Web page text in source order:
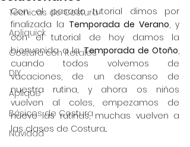
Técnicas de Costura
Apliquick
Costura con Retales
DIY
Aplique
Básicos de Costura
Navidad
Con el pasado tutorial dimos por
finalizada la Temporada de Verano, y
con el tutorial de hoy damos la
bienvenida a la Temporada de Otoño,
cuando todos volvemos de
vacaciones, de un descanso de
nuestra rutina, y ahora os niños
vuelven al coles, empezamos de
nuevo las rutinas, muchas vuelven a
las clases de Costura...